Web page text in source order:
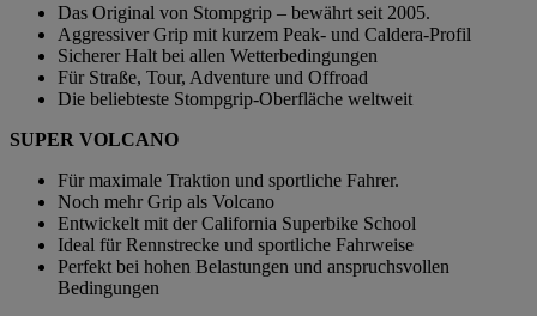
Das Original von Stompgrip – bewährt seit 2005.
Aggressiver Grip mit kurzem Peak- und Caldera-Profil
Sicherer Halt bei allen Wetterbedingungen
Für Straße, Tour, Adventure und Offroad
Die beliebteste Stompgrip-Oberfläche weltweit
SUPER VOLCANO
Für maximale Traktion und sportliche Fahrer.
Noch mehr Grip als Volcano
Entwickelt mit der California Superbike School
Ideal für Rennstrecke und sportliche Fahrweise
Perfekt bei hohen Belastungen und anspruchsvollen
Bedingungen